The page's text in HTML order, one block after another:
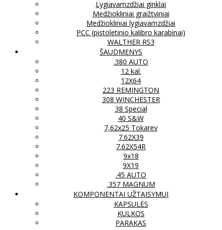
Lygiavamzdžiai ginklai
Medžiokliniai graižtviniai
Medžiokliniai lygiavamzdžiai
PCC (pistoletinio kalibro karabinai)
WALTHER RS3
ŠAUDMENYS
.380 AUTO
12 kal.
12X64
223 REMINGTON
308 WINCHESTER
38 Special
40 S&W
7,62x25 Tokarev
7.62X39
7.62X54R
9x18
9X19
.45 AUTO
.357 MAGNUM
KOMPONENTAI UŽTAISYMUI
KAPSULĖS
KULKOS
PARAKAS